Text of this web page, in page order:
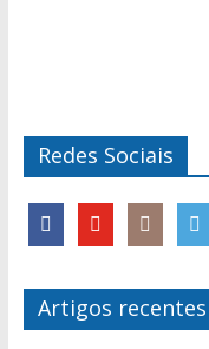
Redes Sociais
Artigos recentes